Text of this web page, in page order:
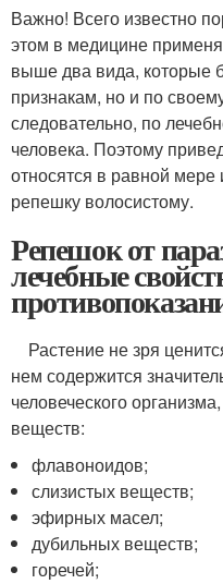
Важно! Всего известно
этом в медицине
выше два вида, которые
признакам, но и по
следовательно, по
человека. Поэтому
относятся в равной мере
репешку волосистому.
Репешок от
лечебные
Растение не зря
нем содержится
человеческого
веществ:
флавоноидов;
слизистых веществ;
эфирных масел;
дубильных веществ;
горечей;